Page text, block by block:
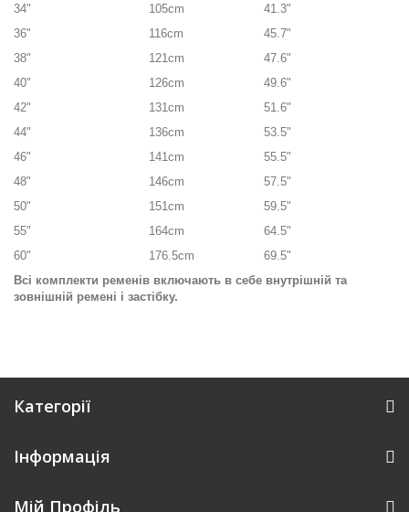
34"
105cm
41.3"
36"
116cm
45.7"
38"
121cm
47.6"
40"
126cm
49.6"
42"
131cm
51.6"
44"
136cm
53.5"
46"
141cm
55.5"
48"
146cm
57.5"
50"
151cm
59.5"
55"
164cm
64.5"
60"
176.5cm
69.5"
Всі комплекти ременів включають в себе внутрішній та
зовнішній ремені і застібку.
Категорії
Інформація
Мій Профіль